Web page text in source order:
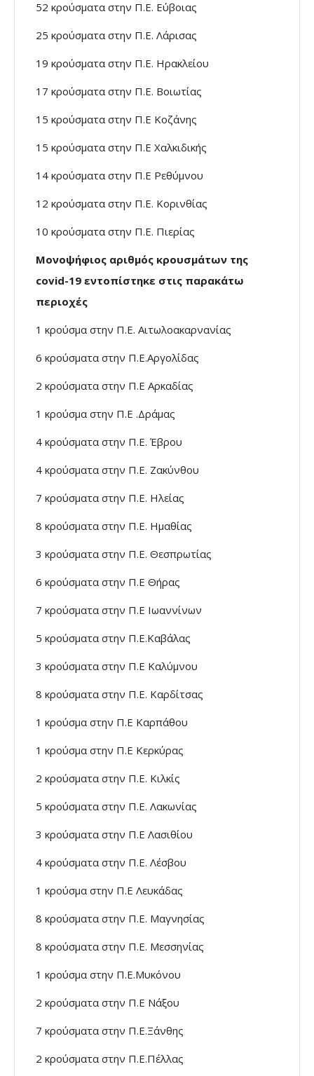
52 κρούσματα στην Π.Ε. Εύβοιας
25 κρούσματα στην Π.Ε. Λάρισας
19 κρούσματα στην Π.Ε. Ηρακλείου
17 κρούσματα στην Π.Ε. Βοιωτίας
15 κρούσματα στην Π.Ε Κοζάνης
15 κρούσματα στην Π.Ε Χαλκιδικής
14 κρούσματα στην Π.Ε Ρεθύμνου
12 κρούσματα στην Π.Ε. Κορινθίας
10 κρούσματα στην Π.Ε. Πιερίας
Μονοψήφιος αριθμός κρουσμάτων της
covid-19 εντοπίστηκε στις παρακάτω
περιοχές
1 κρούσμα στην Π.Ε. Αιτωλοακαρνανίας
6 κρούσματα στην Π.Ε.Αργολίδας
2 κρούσματα στην Π.Ε Αρκαδίας
1 κρούσμα στην Π.Ε .Δράμας
4 κρούσματα στην Π.Ε. Έβρου
4 κρούσματα στην Π.Ε. Ζακύνθου
7 κρούσματα στην Π.Ε. Ηλείας
8 κρούσματα στην Π.Ε. Ημαθίας
3 κρούσματα στην Π.Ε. Θεσπρωτίας
6 κρούσματα στην Π.Ε Θήρας
7 κρούσματα στην Π.Ε Ιωαννίνων
5 κρούσματα στην Π.Ε.Καβάλας
3 κρούσματα στην Π.Ε Καλύμνου
8 κρούσματα στην Π.Ε. Καρδίτσας
1 κρούσμα στην Π.Ε Καρπάθου
1 κρούσμα στην Π.Ε Κερκύρας
2 κρούσματα στην Π.Ε. Κιλκίς
5 κρούσματα στην Π.Ε. Λακωνίας
3 κρούσματα στην Π.Ε Λασιθίου
4 κρούσματα στην Π.Ε. Λέσβου
1 κρούσμα στην Π.Ε Λευκάδας
8 κρούσματα στην Π.Ε. Μαγνησίας
8 κρούσματα στην Π.Ε. Μεσσηνίας
1 κρούσμα στην Π.Ε.Μυκόνου
2 κρούσματα στην Π.Ε Νάξου
7 κρούσματα στην Π.Ε.Ξάνθης
2 κρούσματα στην Π.Ε.Πέλλας